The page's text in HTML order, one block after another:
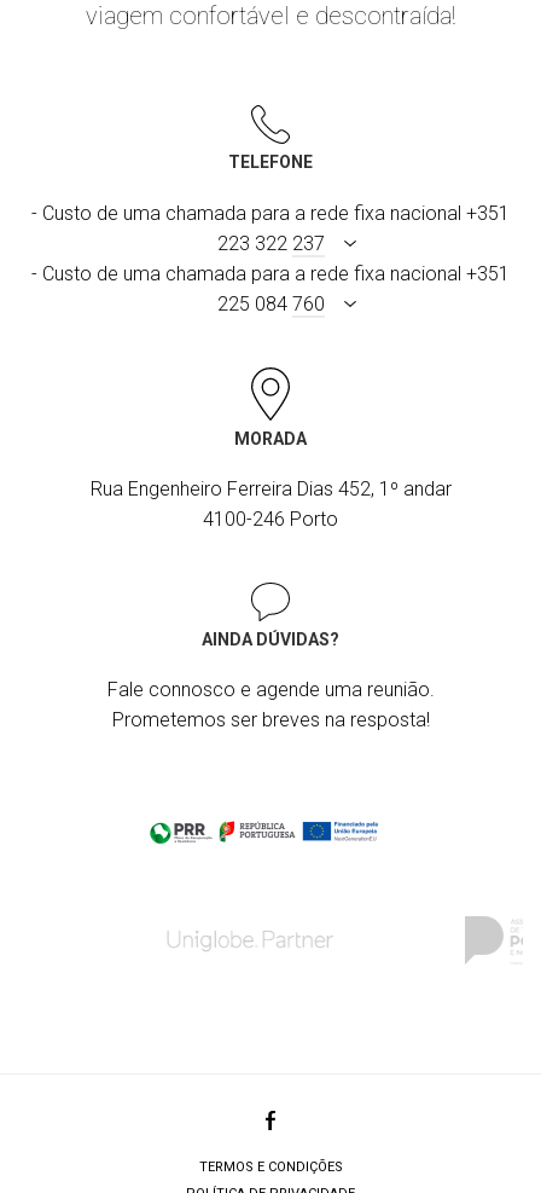
viagem confortável e descontraída!
TELEFONE
- Custo de uma chamada para a rede fixa nacional +351
223 322 237
- Custo de uma chamada para a rede fixa nacional +351
225 084 760
MORADA
Rua Engenheiro Ferreira Dias 452, 1º andar
4100-246 Porto
AINDA DÚVIDAS?
Fale connosco e agende uma reunião.
Prometemos ser breves na resposta!
TERMOS E CONDIÇÕES